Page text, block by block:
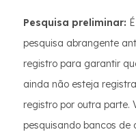
Pesquisa preliminar:
pesquisa abrangente
registro para garantir
ainda não esteja
registro por outra parte.
pesquisando bancos